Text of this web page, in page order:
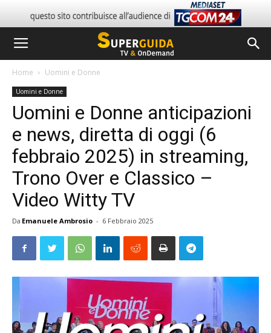
Home Uomini e Donne
Uomini e Donne
Uomini e Donne anticipazioni
e news, diretta di oggi (6
febbraio 2025) in streaming,
Trono Over e Classico –
Video Witty TV
Da Emanuele Ambrosio - 6 Febbraio 2025